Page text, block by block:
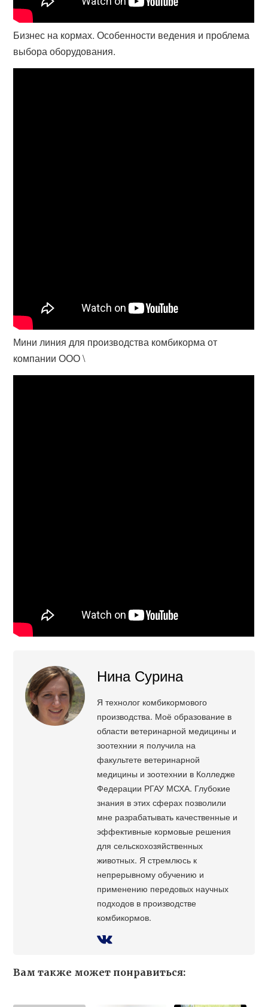
Бизнес на кормах. Особенности ведения и проблема
выбора оборудования.
Мини линия для производства комбикорма от
компании ООО \
Нина Сурина
Я технолог комбикормового
производства. Моё образование в
области ветеринарной медицины и
зоотехнии я получила на
факультете ветеринарной
медицины и зоотехнии в Колледже
Федерации РГАУ МСХА. Глубокие
знания в этих сферах позволили
мне разрабатывать качественные и
эффективные кормовые решения
для сельскохозяйственных
животных. Я стремлюсь к
непрерывному обучению и
применению передовых научных
подходов в производстве
комбикормов.
Вам также может понравиться: